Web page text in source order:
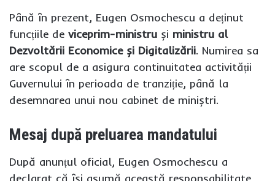
Până în prezent, Eugen Osmochescu a deținut
funcțiile de viceprim-ministru și ministru al
Dezvoltării Economice și Digitalizării. Numirea sa
are scopul de a asigura continuitatea activității
Guvernului în perioada de tranziție, până la
desemnarea unui nou cabinet de miniștri.
Mesaj după preluarea mandatului
După anunțul oficial, Eugen Osmochescu a
declarat că își asumă această responsabilitate